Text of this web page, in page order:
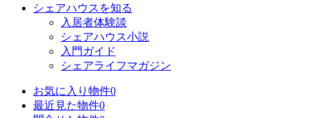
シェアハウスを知る
入居者体験談
シェアハウス小説
入門ガイド
シェアライフマガジン
お気に入り物件0
最近見た物件0